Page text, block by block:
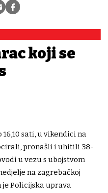
koji se
sati, u vikendici na
pronašli i uhitili 38-
u vezu s ubojstvom
na zagrebačkoj
je Policijska uprava